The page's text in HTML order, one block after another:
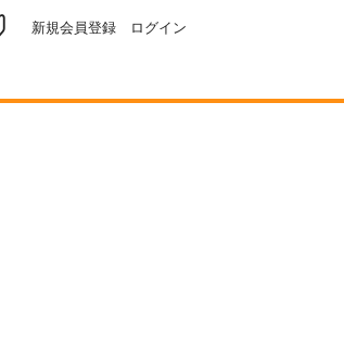
新規会員登録 ログイン